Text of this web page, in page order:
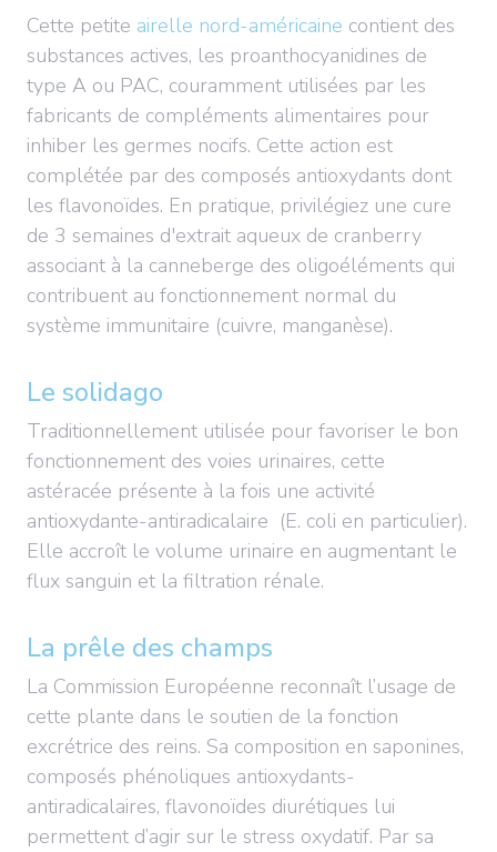
Cette petite airelle nord-américaine contient des
substances actives, les proanthocyanidines de
type A ou PAC, couramment utilisées par les
fabricants de compléments alimentaires pour
inhiber les germes nocifs. Cette action est
complétée par des composés antioxydants dont
les flavonoïdes. En pratique, privilégiez une cure
de 3 semaines d'extrait aqueux de cranberry
associant à la canneberge des oligoéléments qui
contribuent au fonctionnement normal du
système immunitaire (cuivre, manganèse).
Le solidago
Traditionnellement utilisée pour favoriser le bon
fonctionnement des voies urinaires, cette
astéracée présente à la fois une activité
antioxydante-antiradicalaire (E. coli en particulier).
Elle accroît le volume urinaire en augmentant le
flux sanguin et la filtration rénale.
La prêle des champs
La Commission Européenne reconnaît l’usage de
cette plante dans le soutien de la fonction
excrétrice des reins. Sa composition en saponines,
composés phénoliques antioxydants-
antiradicalaires, flavonoïdes diurétiques lui
permettent d’agir sur le stress oxydatif. Par sa